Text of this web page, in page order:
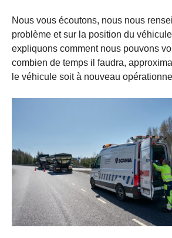
Nous vous écoutons, nous nous
problème et sur la position du
expliquons comment nous pouvons
combien de temps il faudra,
le véhicule soit à nouveau